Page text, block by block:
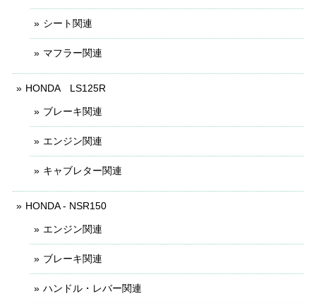
シート関連
マフラー関連
HONDA LS125R
ブレーキ関連
エンジン関連
キャブレター関連
HONDA - NSR150
エンジン関連
ブレーキ関連
ハンドル・レバー関連